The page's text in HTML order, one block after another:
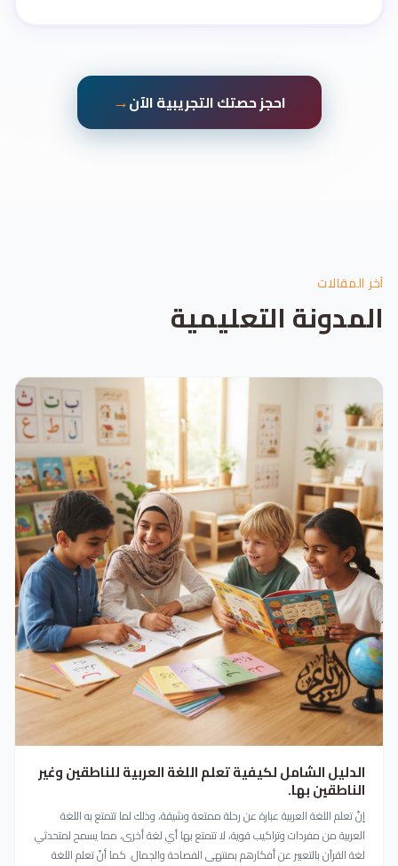
احجز حصتك التجريبية الآن→
آخر المقالات
المدونة التعليمية
الدليل الشامل لكيفية تعلم اللغة العربية للناطقين وغير
الناطقين بها.
إنّ تعلم اللغة العربية عبارة عن رحلة ممتعة وشيقة، وذلك لما تتمتع به اللغة
العربية من مفردات وتراكيب قوية، لا تتمتع بها أي لغة أخرى، مما يسمح لمتحدثي
لغة القرآن بالتعبير عن أفكارهم بمنتهى الفصاحة والجمال. كما أنّ تعلم اللغة